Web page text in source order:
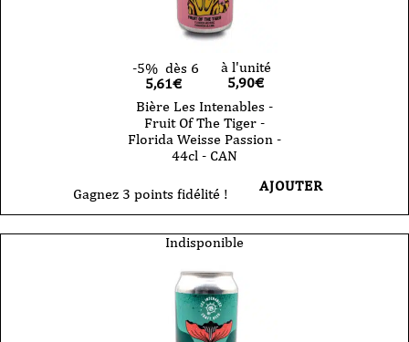
-5% dès 6
5,61€
à l'unité
5,90€
Bière Les Intenables -
Fruit Of The Tiger -
Florida Weisse Passion -
44cl - CAN
Gagnez 3 points fidélité ! AJOUTER
Indisponible